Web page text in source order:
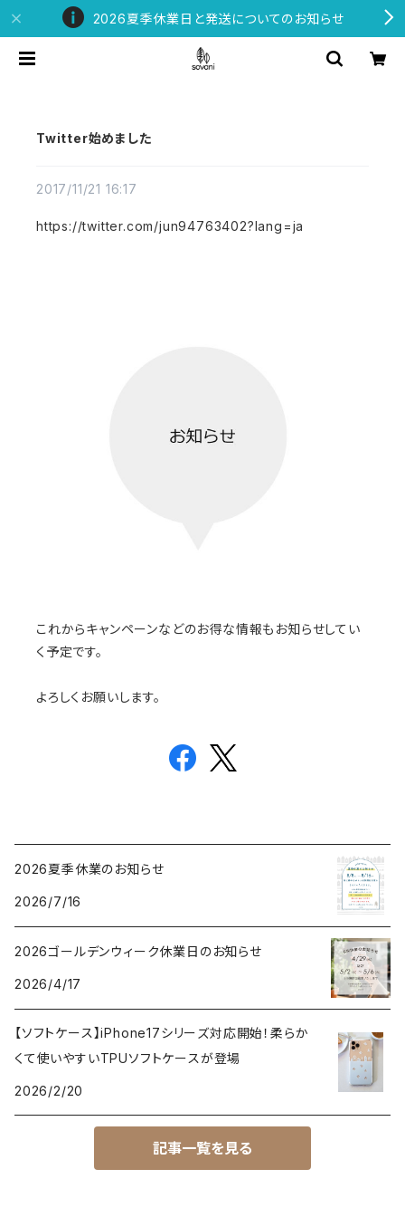
2026夏季休業日と発送についてのお知らせ
Twitter始めました
2017/11/21 16:17
https://twitter.com/jun94763402?lang=ja
これからキャンペーンなどのお得な情報もお知らせしてい
く予定です。
よろしくお願いします。
2026夏季休業のお知らせ
2026/7/16
2026ゴールデンウィーク休業日のお知らせ
2026/4/17
【ソフトケース】iPhone17シリーズ対応開始！柔らか
くて使いやすいTPUソフトケースが登場
2026/2/20
記事一覧を見る